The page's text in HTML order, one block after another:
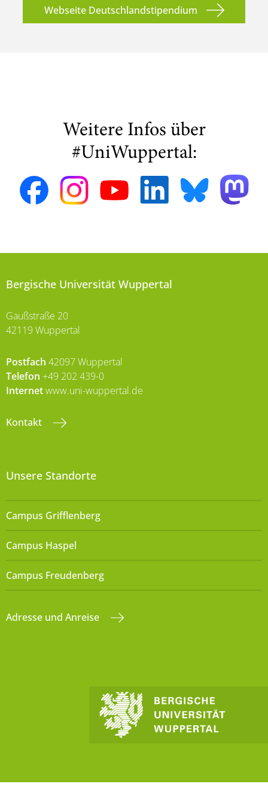
Webseite Deutschlandstipendium
Weitere Infos über
#UniWuppertal:
Bergische Universität Wuppertal
Gaußstraße 20
42119 Wuppertal
Postfach 42097 Wuppertal
Telefon +49 202 439-0
Internetwww.uni-wuppertal.de
Kontakt
Unsere Standorte
Campus Grifflenberg
Campus Haspel
Campus Freudenberg
Adresse und Anreise